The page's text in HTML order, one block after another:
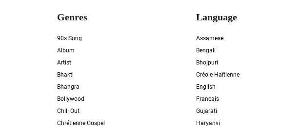
Genres
90s Song
Album
Artist
Bhakti
Bhangra
Bollywood
Chill Out
Chrétienne Gospel
Language
Assamese
Bengali
Bhojpuri
Créole Haïtienne
English
Francais
Gujarati
Haryanvi